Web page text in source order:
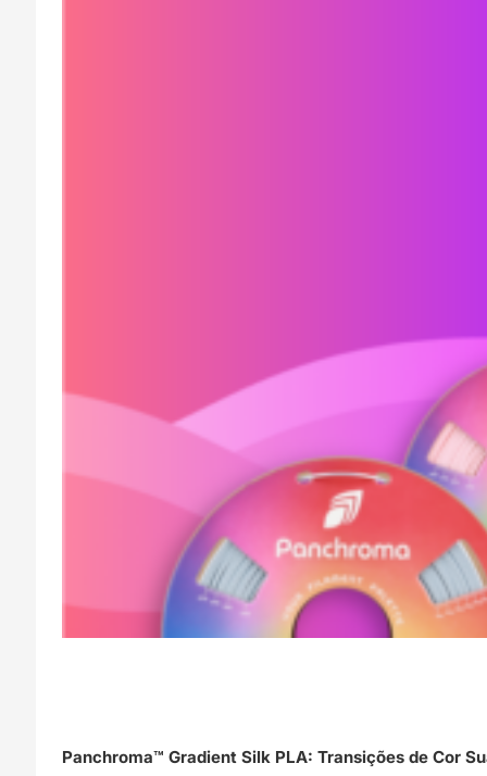
Panchroma™ Gradient Silk PLA: Transições de Cor